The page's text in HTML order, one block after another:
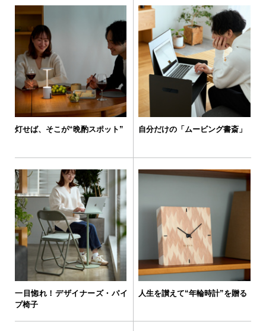
灯せば、そこが“晩酌スポット” 自分だけの「ムービング書斎」
一目惚れ！デザイナーズ・パイ
プ椅子
人生を讃えて“年輪時計”を贈る